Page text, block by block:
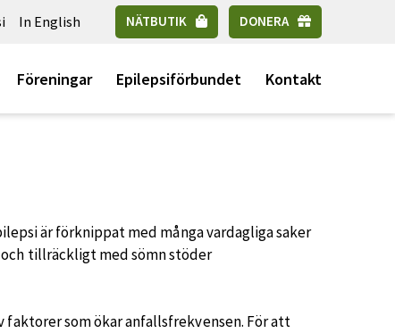
In English NÄTBUTIK DONERA
Föreningar Epilepsiförbundet Kontakt
är förknippat med många vardagliga saker
tillräckligt med sömn stöder
faktorer som ökar anfallsfrekvensen. För att